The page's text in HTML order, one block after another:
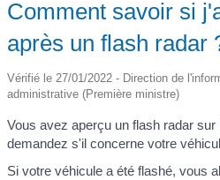
Comment savoir si
après un flash radar
Vérifié le 27/01/2022 - Direction de
administrative (Première ministre)
Vous avez aperçu un flash radar
demandez s'il concerne votre
Si votre véhicule a été flashé, vous